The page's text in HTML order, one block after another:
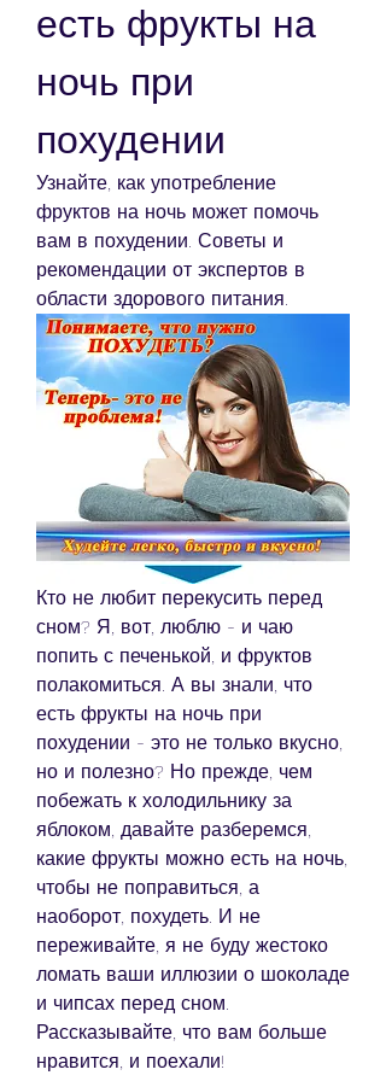
есть фрукты на
ночь при
похудении
Узнайте, как употребление
фруктов на ночь может помочь
вам в похудении. Советы и
рекомендации от экспертов в
области здорового питания.
Кто не любит перекусить перед
сном? Я, вот, люблю - и чаю
попить с печенькой, и фруктов
полакомиться. А вы знали, что
есть фрукты на ночь при
похудении - это не только вкусно,
но и полезно? Но прежде, чем
побежать к холодильнику за
яблоком, давайте разберемся,
какие фрукты можно есть на ночь,
чтобы не поправиться, а
наоборот, похудеть. И не
переживайте, я не буду жестоко
ломать ваши иллюзии о шоколаде
и чипсах перед сном.
Рассказывайте, что вам больше
нравится, и поехали!